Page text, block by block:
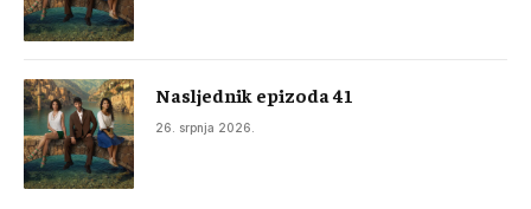
Nasljednik epizoda 41
26. srpnja 2026.